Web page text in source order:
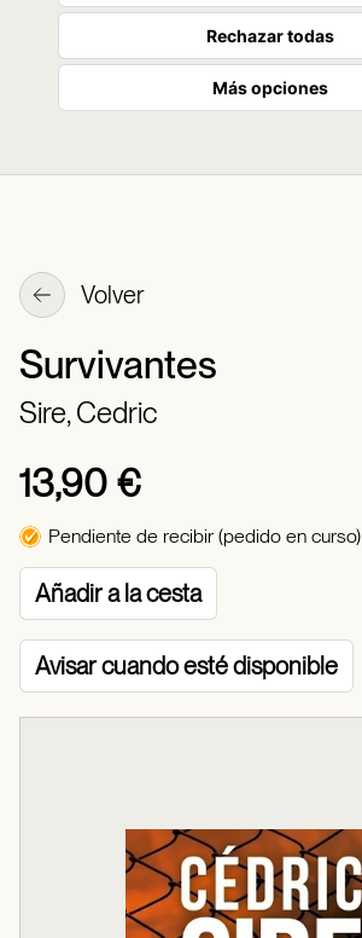
Rechazar todas
Más opciones
Volver
Survivantes
Sire, Cedric
13,90 €
Pendiente de recibir (pedido en curso)
Añadir a la cesta
Avisar cuando esté disponible